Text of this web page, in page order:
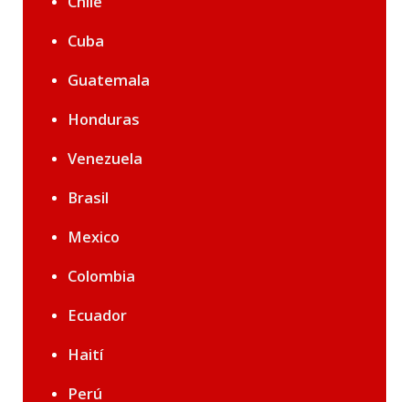
Cuba
Guatemala
Honduras
Venezuela
Brasil
Mexico
Colombia
Ecuador
Haití
Perú